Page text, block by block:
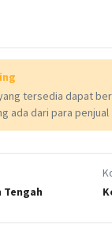
tersedia dapat
ada dari para penjual